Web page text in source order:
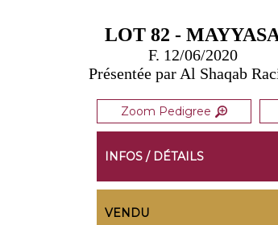
LOT 82 -
F. 12/06/2020
Présentée par Al Shaqab
Zoom Pedigree
INFOS / DÉTAILS
VENDU